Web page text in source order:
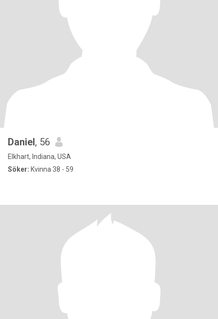
Daniel, 56
Elkhart, Indiana, USA
Söker: Kvinna 38 - 59